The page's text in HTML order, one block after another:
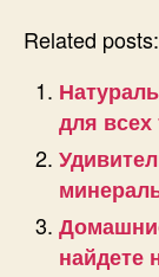
Related posts:
для
найдете